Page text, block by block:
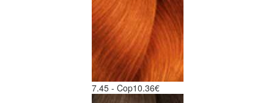
7.45 - Cop10.36€